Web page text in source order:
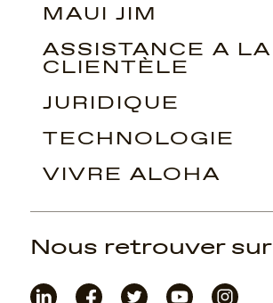
MAUI JIM
ASSISTANCE À LA
CLIENTÈLE
JURIDIQUE
TECHNOLOGIE
VIVRE ALOHA
Nous retrouver sur